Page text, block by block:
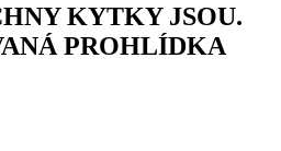
KYTKY JSOU.
PROHLÍDKA